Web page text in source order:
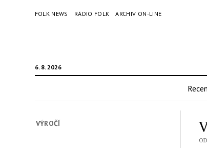
FOLK NEWS RÁDIO FOLK ARCHIV ON-LINE
6. 8. 2026
VÝROČÍ